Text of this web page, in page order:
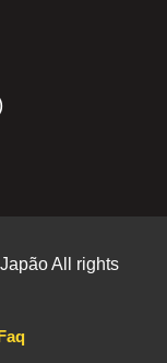
All rights